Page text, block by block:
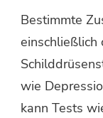
Bestimmte
einschließlich
wie
kann Tests